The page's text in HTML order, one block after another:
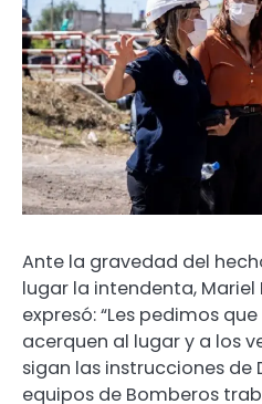
Ante la gravedad del
lugar la intendenta, Mariel
expresó: “Les pedimos
acerquen al lugar y a los
sigan las instrucciones de
equipos de Bomberos